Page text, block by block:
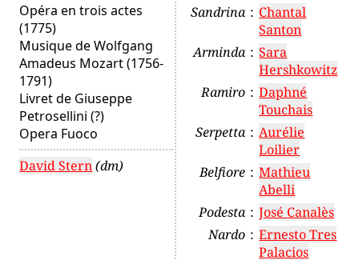
Opéra en trois actes
(1775)
Musique deWolfgang
Amadeus Mozart(1756-
1791)
Livret de Giuseppe
Petrosellini (?)
Opera Fuoco
David Stern(dm)
Sandrina : Chantal
Santon
Arminda : Sara
Hershkowitz
Ramiro : Daphné
Touchais
Serpetta : Aurélie
Loilier
Belfiore : Mathieu
Abelli
Podesta : José Canalès
Nardo : Ernesto Tres
Palacios